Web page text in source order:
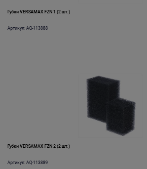
Губки VERSAMAX FZN 1 (2 шт.)
Артикул: AQ-113888
Губки VERSAMAX FZN 2 (2 шт.)
Артикул: AQ-113889